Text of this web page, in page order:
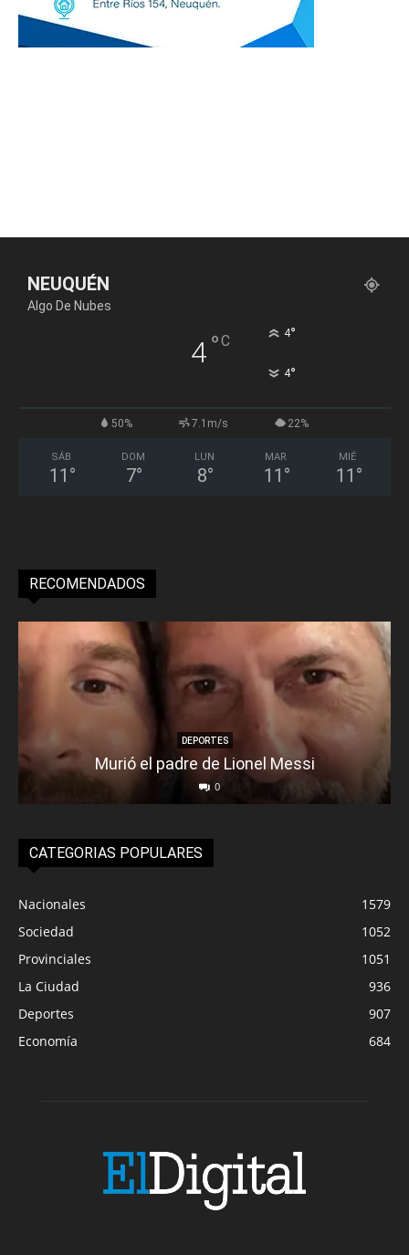
NEUQUÉN
Algo De Nubes
4°C 4°
4°
50% 7.1m/s 22%
SÁB
11 °
DOM
7°
LUN
8°
MAR
11 °
MIÉ
11 °
RECOMENDADOS
DEPORTES
Murió el padre de Lionel Messi
0
CATEGORIAS POPULARES
Nacionales
1579
Sociedad
1052
Provinciales
1051
La Ciudad
936
Deportes
907
Economía
684